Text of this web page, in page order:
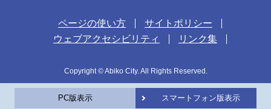
ページの使い方
サイトポリシー
ウェブアクセシビリティ
リンク集
Copyright © Abiko City. All Rights Reserved.
PC版表示 スマートフォン版表示